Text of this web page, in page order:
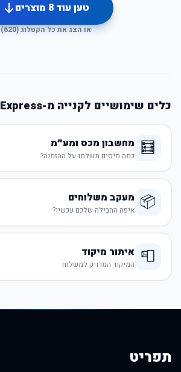
טען עוד8 מוצרים
או הצג את כל הקטלוג (620
)
כלים שימושיים לקנייה מ-AliExpress
🧮 מחשבון מכס ומע״מ
כמה מיסים תשלמו על ההזמנה?
📦 מעקב משלוחים
איפה החבילה שלכם עכשיו?
📮 איתור מיקוד
המיקוד המדויק למשלוח
תפריט